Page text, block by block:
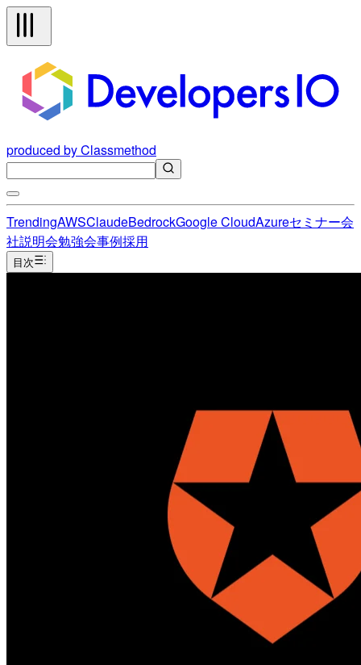
produced by Classmethod
TrendingAWSClaudeBedrockGoogle CloudAzureセミナー会
社説明会勉強会事例採用
目次